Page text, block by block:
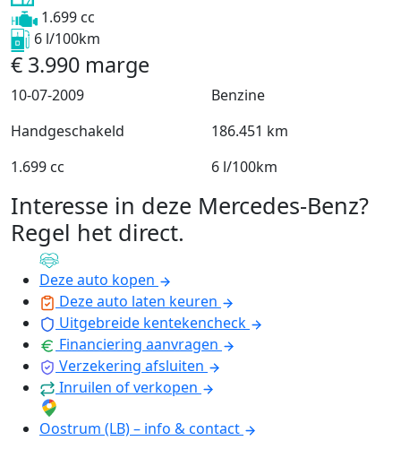
1.699 cc
6 l/100km
€ 3.990 marge
10-07-2009
Benzine
Handgeschakeld
186.451 km
1.699 cc
6 l/100km
Interesse in deze Mercedes-Benz?
Regel het direct.
Deze auto kopen
Deze auto laten keuren
Uitgebreide kentekencheck
Financiering aanvragen
Verzekering afsluiten
Inruilen of verkopen
Oostrum (LB) – info & contact